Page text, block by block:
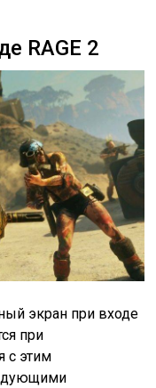
RAGE 2
экран при входе
при
с этим